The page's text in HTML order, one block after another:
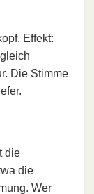
Effekt:
Die Stimme
die
die
Wer